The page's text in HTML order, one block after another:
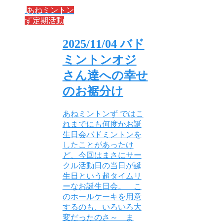
あねミントン
ず定期活動
2025/11/04 バド
ミントンオジ
さん達への幸せ
のお裾分け
あねミントンず ではこ
れまでにも何度かお誕
生日会バドミントンを
したことがあったけ
ど、今回はまさにサー
クル活動日の当日が誕
生日という超タイムリ
ーなお誕生日会。 こ
のホールケーキを用意
するのも、いろいろ大
変だったのさ～ ま